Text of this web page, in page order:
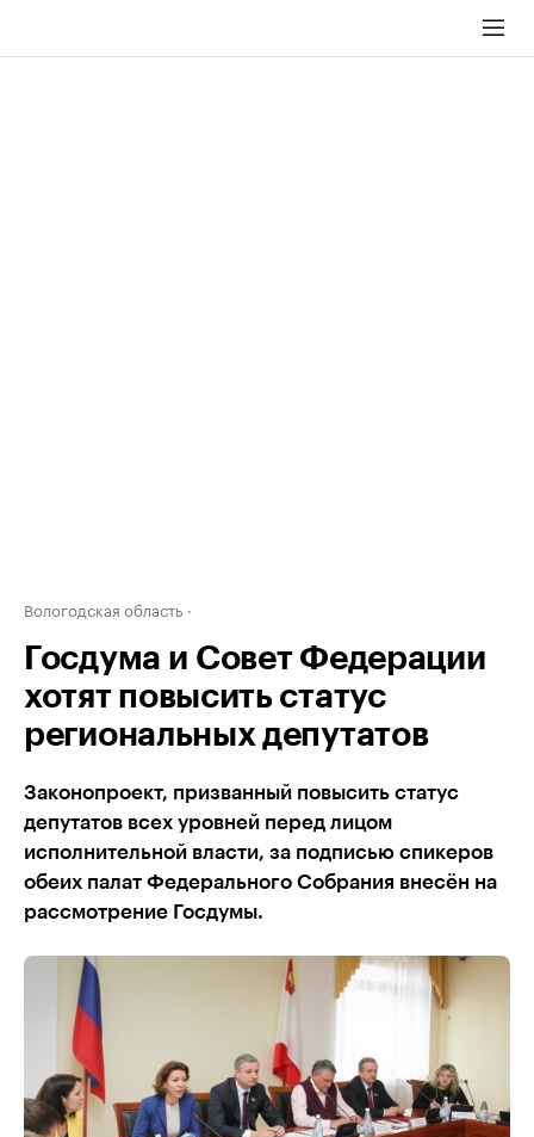
Вологодская область
Госдума и Совет Федерации
хотят повысить статус
региональных депутатов
Законопроект, призванный повысить статус
депутатов всех уровней перед лицом
исполнительной власти, за подписью спикеров
обеих палат Федерального Собрания внесён на
рассмотрение Госдумы.